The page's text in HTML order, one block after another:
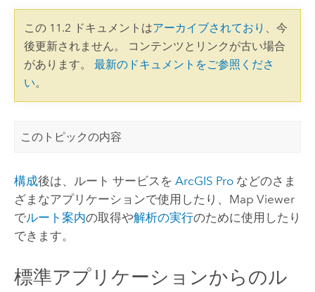
この 11.2 ドキュメントはアーカイブされており 、今
後更新されません。 コンテンツとリンクが古い場合
があります。 最新のドキュメントをご参照くださ
い。
このトピックの内容
構成後は、ルート サービスを ArcGIS Proなどのさま
ざまなアプリケーションで使用したり、 Map Viewer
でルート案内の取得や解析の実行のために使用したり
できます。
標準アプリケーションからのル